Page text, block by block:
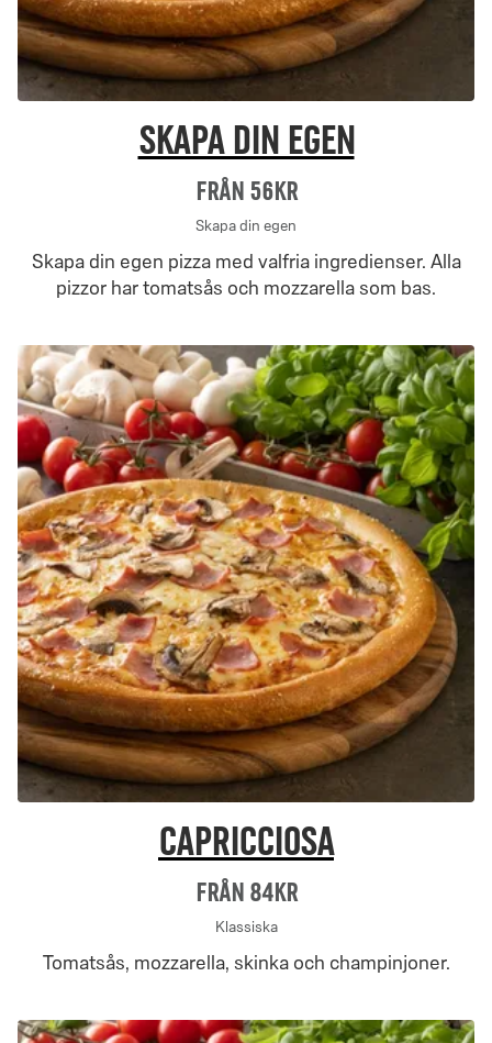
Skapa din egen
Från 56Kr
Skapa din egen
Skapa din egen pizza med valfria ingredienser. Alla
pizzor har tomatsås och mozzarella som bas.
Capricciosa
Från 84Kr
Klassiska
Tomatsås, mozzarella, skinka och champinjoner.